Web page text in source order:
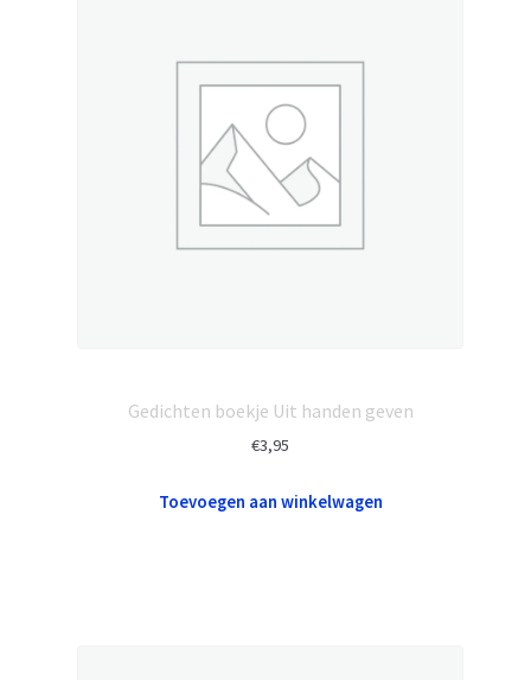
Gedichten boekje Uit handen geven
€3,95
Toevoegen aan winkelwagen